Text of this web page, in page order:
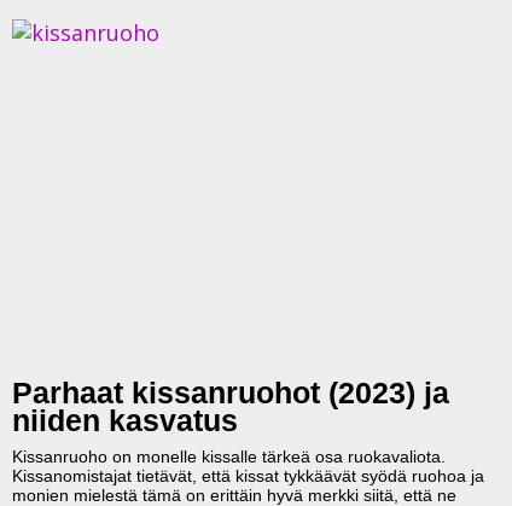
Parhaat kissanruohot (2023) ja
niiden kasvatus
Kissanruoho on monelle kissalle tärkeä osa ruokavaliota.
Kissanomistajat tietävät, että kissat tykkäävät syödä ruohoa ja
monien mielestä tämä on erittäin hyvä merkki siitä, että ne